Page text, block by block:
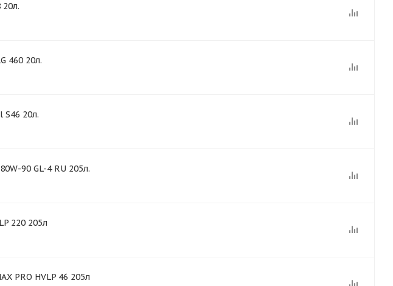
460 20л.
20л.
90 GL-4 RU 205л.
220 205л
PRO HVLP 46 205л